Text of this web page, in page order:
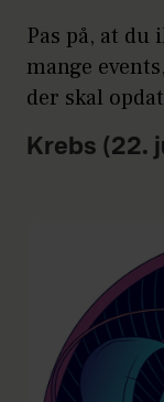
Pas på, at
mange
der skal
Krebs (22.